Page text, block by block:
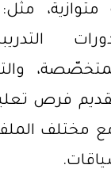
متوازية،
فرص
مع مختلف